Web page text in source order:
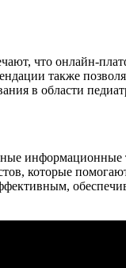
что онлайн-
также
в области
которые